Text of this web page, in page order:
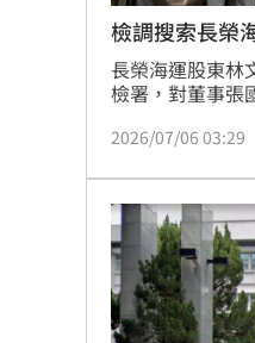
檢調搜索長榮
長榮海運股東林
檢署，對董事張
6日指揮調查局
2026/07/06 03:29